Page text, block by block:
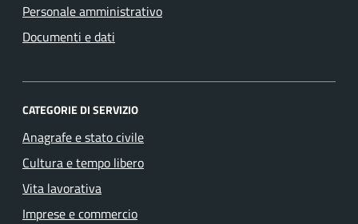
Personale amministrativo
Documenti e dati
CATEGORIE DI SERVIZIO
Anagrafe e stato civile
Cultura e tempo libero
Vita lavorativa
Imprese e commercio